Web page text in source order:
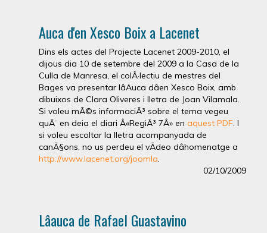
Auca d'en Xesco Boix a Lacenet
Dins els actes del Projecte Lacenet 2009-2010, el
dijous dia 10 de setembre del 2009 a la Casa de la
Culla de Manresa, el colÂ·lectiu de mestres del
Bages va presentar lâAuca dâen Xesco Boix, amb
dibuixos de Clara Oliveres i lletra de Joan Vilamala.
Si voleu mÃ©s informaciÃ³ sobre el tema vegeu
quÃ¨ en deia el diari Â«RegiÃ³ 7Â» en aquest PDF . I
si voleu escoltar la lletra acompanyada de
canÃ§ons, no us perdeu el vÃ­deo dâhomenatge a
http://www.lacenet.org/joomla
02/10/2009
Lâauca de Rafael Guastavino